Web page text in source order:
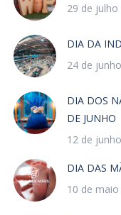
29 de julho
DIA DA
24 de
DIA DOS
DE JUNHO
12 de
DIA DAS
10 de